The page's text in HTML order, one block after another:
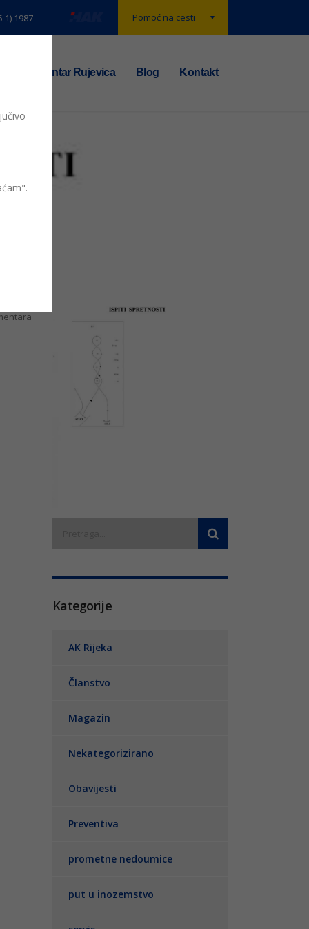
Pomoć na cesti
1) 1987
TS centar Rujevica Blog Kontakt
Kategorije
AK Rijeka
Članstvo
Magazin
Nekategorizirano
Obavijesti
Preventiva
prometne nedoumice
put u inozemstvo